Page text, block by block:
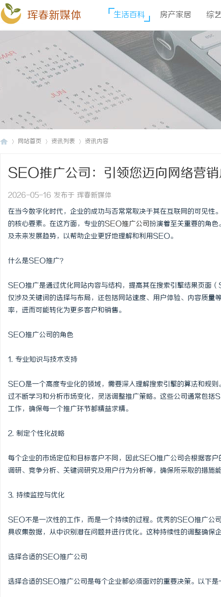
珲春新媒体 生活百科 房产家居 综
网站首页 资讯列表 资讯内容
SEO推广公司：引领您迈向网络营
2026-05-16 发布于 珲春新媒体
在当今数字化时代，企业的成功与否常常取决于其在互联网的可见
的核心要素。在这方面，专业的SEO推广公司扮演着至关重要的角
及未来发展趋势，以帮助企业更好地理解和利用SEO。
什么是SEO推广？
SEO推广是通过优化网站内容与结构，提高其在搜索引擎结果页面
仅涉及关键词的选择与布局，还包括网站速度、用户体验、内容质
率，进而可能转化为更多客户和销售。
SEO推广公司的角色
1. 专业知识与技术支持
SEO是一个高度专业化的领域，需要深入理解搜索引擎的算法和规
过不断学习和分析市场变化，灵活调整推广策略。这些公司通常包
工作，确保每一个推广环节都精益求精。
2. 制定个性化战略
每个企业的市场定位和目标客户不同，因此SEO推广公司会根据客
调研、竞争分析、关键词研究及用户行为分析等，确保所采取的措施
3. 持续监控与优化
SEO不是一次性的工作，而是一个持续的过程。优秀的SEO推广公
具收集数据，从中识别潜在问题并进行优化。这种持续性的调整确保
选择合适的SEO推广公司
选择合适的SEO推广公司是每个企业都必须面对的重要决策。以下
年新能源轻卡续航能力对比推荐：5大
流平台三维解析
贝净 AC 国际医疗实验
全解析